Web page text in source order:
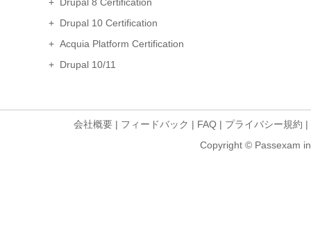
+ Drupal 10 Certification
+ Acquia Platform Certification
+ Drupal 10/11
会社概要 | フィードバック | FAQ | プライバシー規約 |
Copyright © Passexam